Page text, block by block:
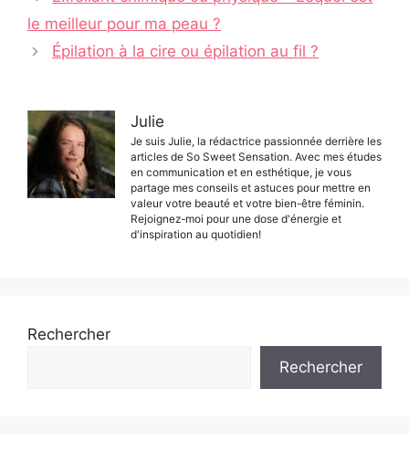
des
articles
le meilleur pour ma peau ?
Épilation à la cire ou épilation au fil ?
Julie
Je suis Julie, la rédactrice passionnée derrière les
articles de So Sweet Sensation. Avec mes études
en communication et en esthétique, je vous
partage mes conseils et astuces pour mettre en
valeur votre beauté et votre bien-être féminin.
Rejoignez-moi pour une dose d'énergie et
d'inspiration au quotidien!
Rechercher
Rechercher